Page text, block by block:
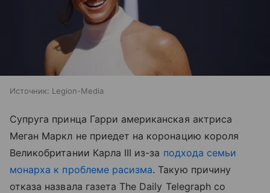
Источник: Legion-Media
Супруга принца Гарри американская актриса
Меган Маркл не приедет на коронацию короля
Великобритании Карла III из-за подхода семьи
монарха к проблеме расизма. Такую причину
отказа назвала газета The Daily Telegraph со